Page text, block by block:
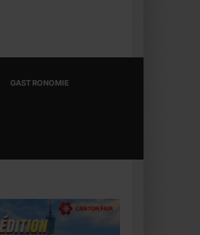
GASTRONOMIE